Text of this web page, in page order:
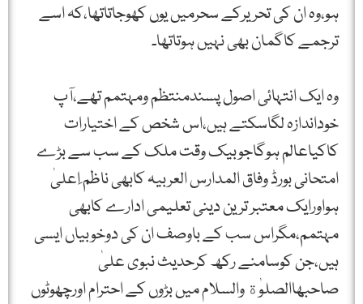
ہو،وہ ان کی تحریرکے سحرمیں یوں کھوجاتاتھا،کہ اسے
ترجمے کاگمان بھی نہیں ہوتاتھا۔
وہ ایک انتہائی اصول پسندمنتظم ومہتمم تھے،آپ
خوداندازہ لگاسکتے ہیں،اس شخص کے اختیارات
کاکیاعالم ہوگاجوبیک وقت ملک کے سب سے بڑے
امتحانی بورڈ وفاق المدارس العربیہ کابھی ناظم ِاعلیٰ
ہواورایک معتبر ترین دینی تعلیمی ادارے کابھی
مہتمم،مگراس سب کے باوصف ان کی دوخوبیاں ایسی
ہیں،جن کوسامنے رکھ کرحدیث نبوی علیٰ
صاحبھاالصلوٰة والسلام میں بڑوں کے احترام اورچھوٹوں